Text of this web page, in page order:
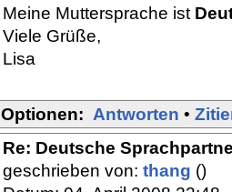
Meine Muttersprache ist
Viele Grüße,
Lisa
Optionen: Antworten •
Re: Deutsche
geschrieben von: thang ()